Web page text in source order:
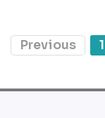
Previous 1